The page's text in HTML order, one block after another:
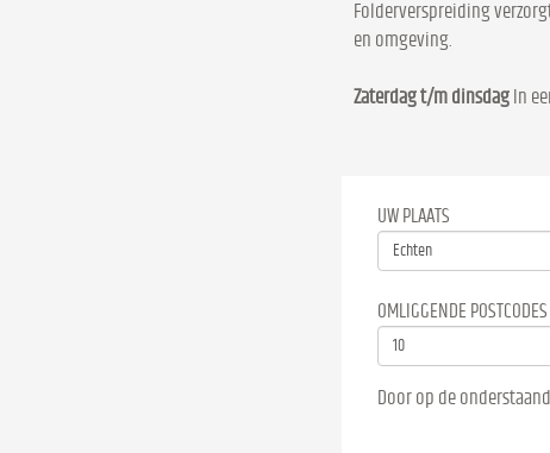
Folderverspreiding
en omgeving.
Zaterdag t/m dinsdag In
UW PLAATS
OMLIGGENDE
Door op de